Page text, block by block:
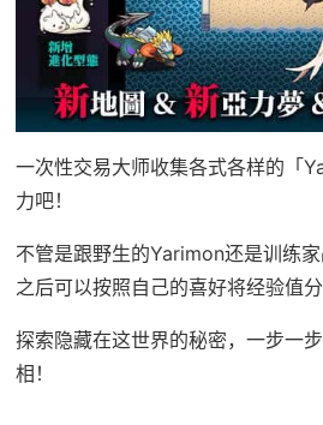
一次性交易大师收集各式各样的「
力吧！
不管是跟野生的Yarimon还是训练家
之后可以按照自己的喜好将经验值
探索隐藏在这世界的秘密，一步一
相！